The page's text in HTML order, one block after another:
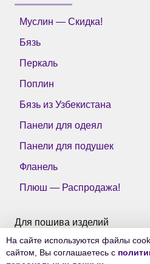
Муслин — Скидка!
Бязь
Перкаль
Поплин
Бязь из Узбекистана
Панели для одеял
Панели для подушек
Фланель
Плюш — Распродажа!
Для пошива изделий
Все ткани Тейково
На сайте используются файлы
сайтом, Вы соглашаетесь с